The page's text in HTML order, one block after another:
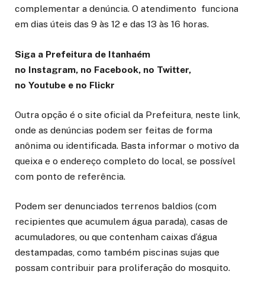
complementar a denúncia. O atendimento funciona
em dias úteis das 9 às 12 e das 13 às 16 horas.
Siga a Prefeitura de Itanhaém
no Instagram, no Facebook, no Twitter,
no Youtube e no Flickr
Outra opção é o site oficial da Prefeitura, neste link,
onde as denúncias podem ser feitas de forma
anônima ou identificada. Basta informar o motivo da
queixa e o endereço completo do local, se possível
com ponto de referência.
Podem ser denunciados terrenos baldios (com
recipientes que acumulem água parada), casas de
acumuladores, ou que contenham caixas d’água
destampadas, como também piscinas sujas que
possam contribuir para proliferação do mosquito.